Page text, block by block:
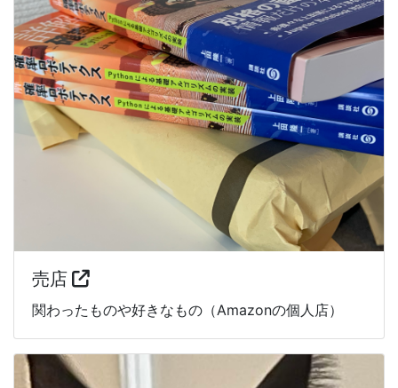
売店
関わったものや好きなもの（Amazonの個人店）